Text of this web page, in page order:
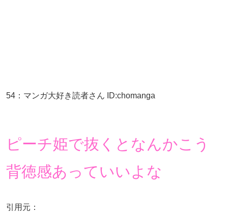
54 ： マンガ大好き読者さん ID:chomanga
ピーチ姫で抜くとなんかこう
背徳感あっていいよな
引用元：